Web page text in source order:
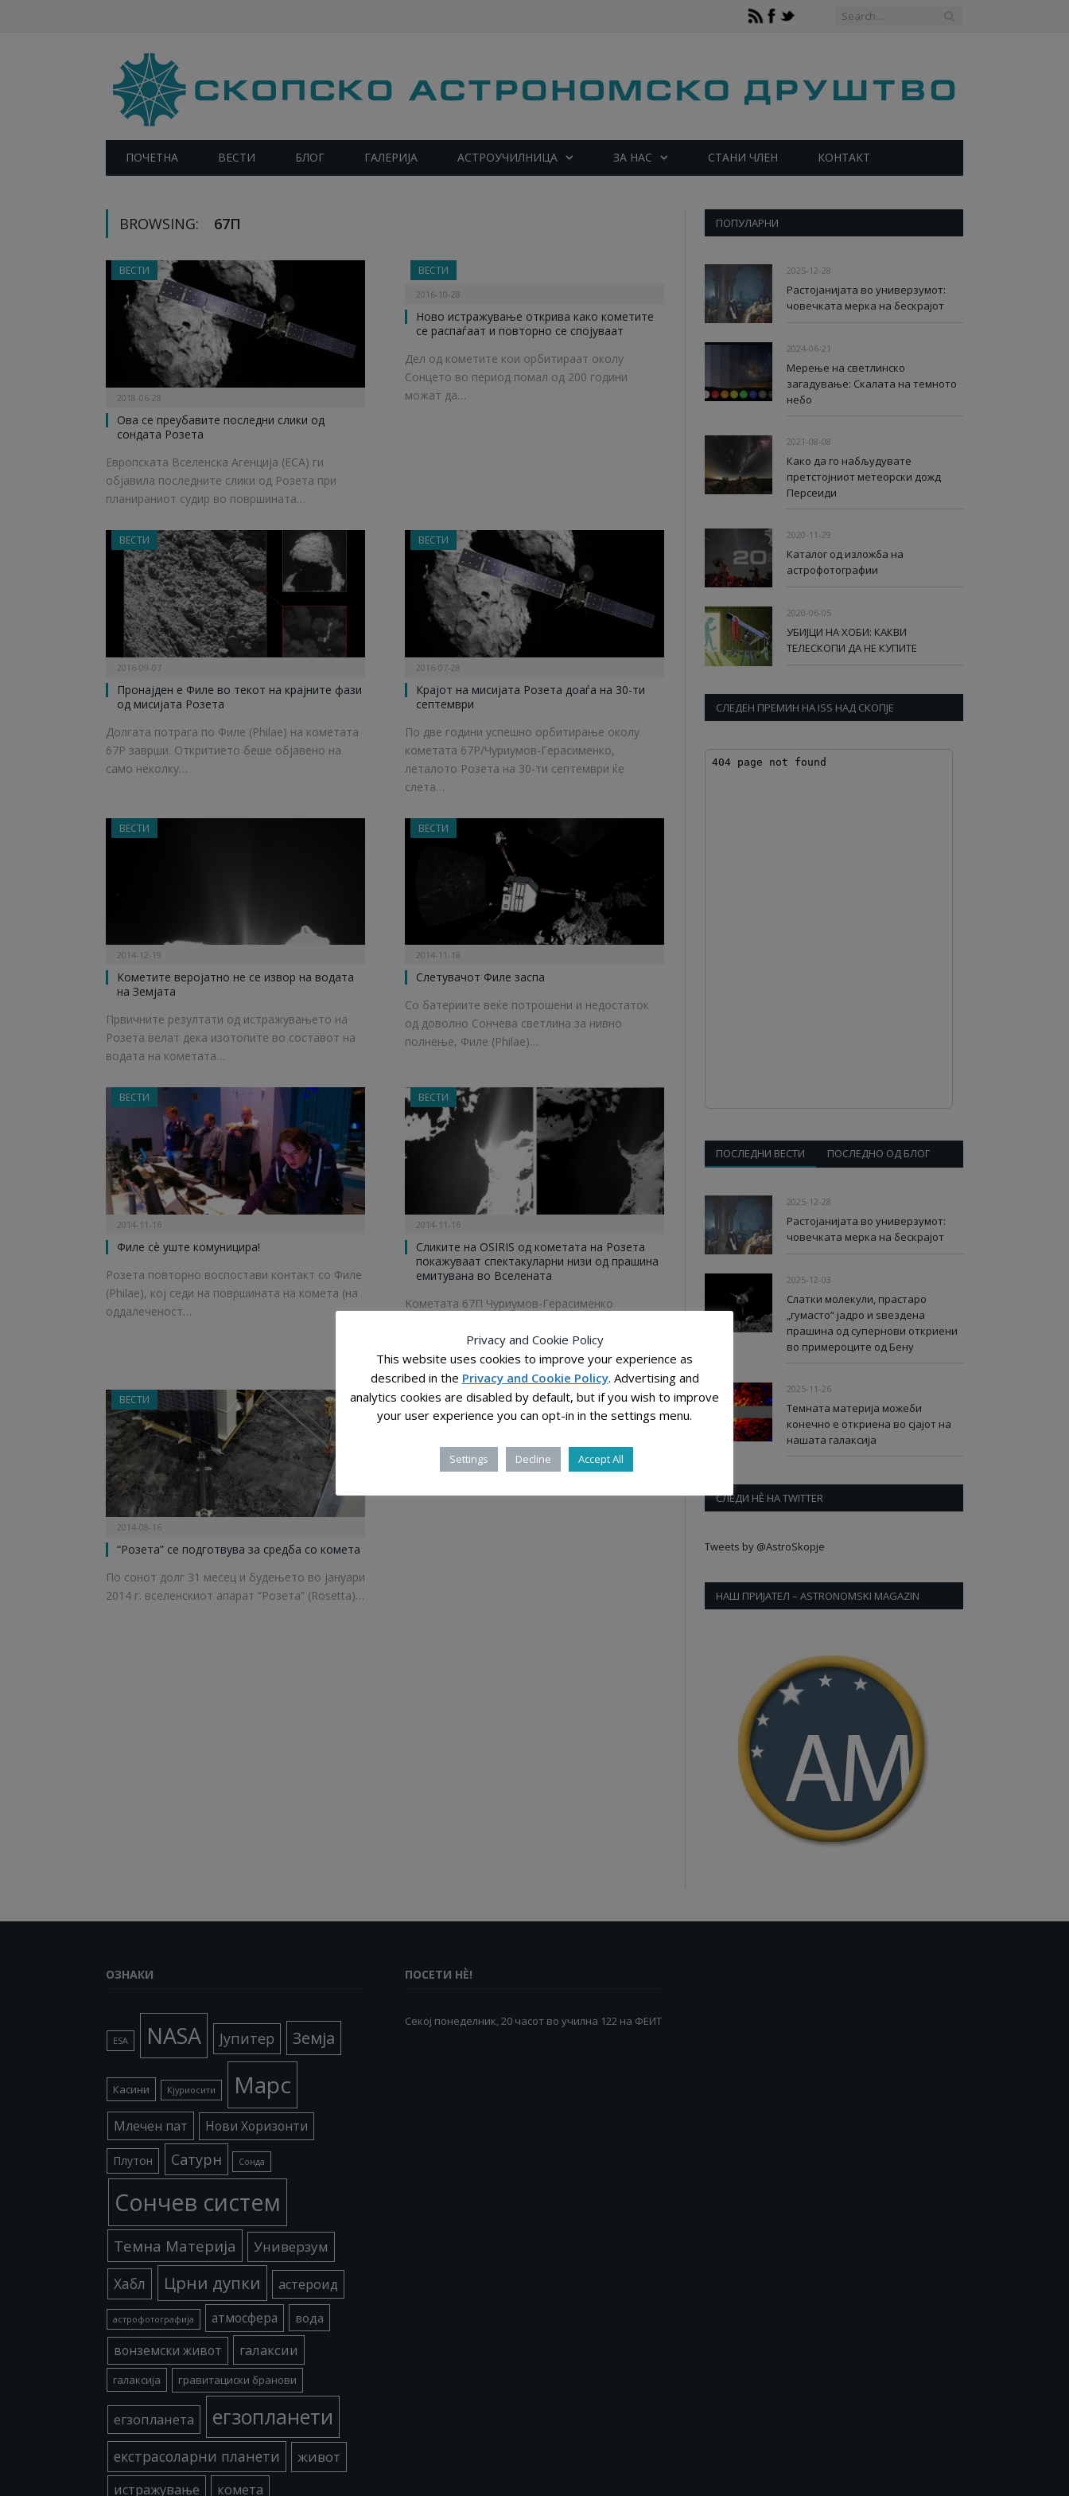
ПОЧЕТНА ВЕСТИ БЛОГ ГАЛЕРИЈА АСТРОУЧИЛНИЦА ЗА НАС СТАНИ ЧЛЕН КОНТАКТ
BROWSING: 67П
ВЕСТИ
2018-06-28
Ова се преубавите последни слики од
сондата Розета
Европската Вселенска Агенција (ЕСА) ги
објавила последните слики од Розета при
планираниот судир во површината…
ВЕСТИ
2016-10-28
Ново истражување открива како кометите
се распаѓаат и повторно се спојуваат
Дел од кометите кои орбитираат околу
Сонцето во период помал од 200 години
можат да…
ВЕСТИ
2016-09-07
Пронајден е Филе во текот на крајните фази
од мисијата Розета
Долгата потрага по Филе (Philae) на кометата
67Р заврши. Откритието беше објавено на
само неколку…
ВЕСТИ
2016-07-28
Крајот на мисијата Розета доаѓа на 30-ти
септември
По две години успешно орбитирање околу
кометата 67P/Чуриумов-Герасименко,
леталото Розета на 30-ти септември ќе
слета…
ВЕСТИ
2014-12-19
Кометите веројатно не се извор на водата
на Земјата
Првичните резултати од истражувањето на
Розета велат дека изотопите во составот на
водата на кометата…
ВЕСТИ
2014-11-18
Слетувачот Филе заспа
Со батериите веќе потрошени и недостаток
од доволно Сончева светлина за нивно
полнење, Филе (Philae)…
ВЕСТИ
2014-11-16
Филе сè уште комуницира!
Розета повторно воспостави контакт со Филе
(Philae), кој седи на површината на комета (на
оддалеченост…
ВЕСТИ
2014-11-16
Сликите на OSIRIS од кометата на Розета
покажуваат спектакуларни низи од прашина
емитувана во Вселената
Kометата 67П Чуриумов-Герасименко
изминатите месеци прашината емитувана од
телото, потекнуваше од…
ВЕСТИ
2014-08-16
“Розета” се подготвува за средба со комета
По сонот долг 31 месец и будењето во јануари
2014 г. вселенскиот апарат “Розета” (Rosetta)…
ПОПУЛАРНИ
2025-12-28
Растојанијата во универзумот:
човечката мерка на бескрајот
2024-06-21
Мерење на светлинско
загадување: Скалата на темното
небо
2021-08-08
Како да го набљудувате
претстојниот метеорски дожд
Персеиди
2020-11-29
Каталог од изложба на
астрофотографии
2020-06-05
УБИЈЦИ НА ХОБИ: КАКВИ
ТЕЛЕСКОПИ ДА НЕ КУПИТЕ
СЛЕДЕН ПРЕМИН НА ISS НАД СКОПЈЕ
ПОСЛЕДНИ ВЕСТИ ПОСЛЕДНО ОД БЛОГ
2025-12-28
Растојанијата во универзумот:
човечката мерка на бескрајот
2025-12-03
Слатки молекули, прастаро
„гумасто“ јадро и ѕвездена
прашина од супернови откриени
во примероците од Бену
2025-11-26
Темната материја можеби
конечно е откриена во сјајот на
нашата галаксија
СЛЕДИ НÈ НА TWITTER
Tweets by @AstroSkopje
НАШ ПРИЈАТЕЛ – ASTRONOMSKI MAGAZIN
ОЗНАКИ
ESA NASA Јупитер Земја
Касини Кјуриосити Марс
Млечен пат Нови Хоризонти
Плутон Сатурн Сонда
Сончев систем
Темна Материја Универзум
Хабл Црни дупки астероид
астрофотографија атмосфера вода
вонземски живот галаксии
галаксија гравитациски бранови
егзопланета егзопланети
екстрасоларни планети живот
истражување комета
ПОСЕТИ НÈ!
Секој понеделник, 20 часот во училна 122 на ФЕИТ
Privacy and Cookie Policy
This website uses cookies to improve your experience as
described in the Privacy and Cookie Policy. Advertising and
analytics cookies are disabled by default, but if you wish to improve
your user experience you can opt-in in the settings menu.
Settings Decline Accept All